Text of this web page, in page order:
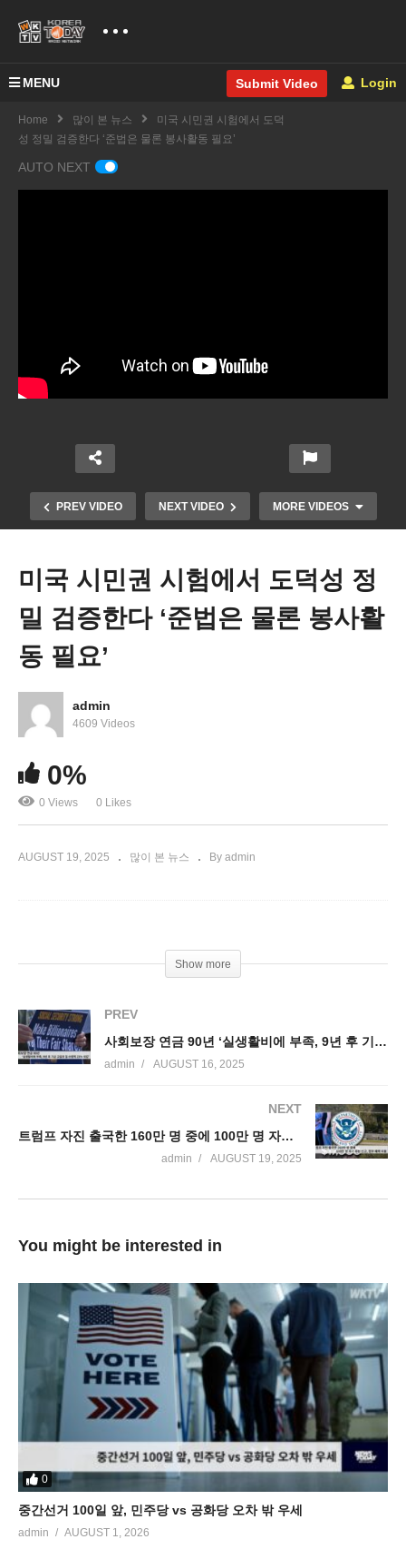
MENU Submit Video Login
Home 많이 본 뉴스
미국 시민권 시험에서 도덕
성 정밀 검증한다 ‘준법은 물론 봉사활동 필요’
AUTO NEXT
PREV VIDEO NEXT VIDEO MORE VIDEOS
미국 유학생 비자 6천 명, 전체 비자 4만 명 취소했다
미국 시민권 시험에서 도덕성 정
밀 검증한다 ‘준법은 물론 봉사활
동 필요’
admin
4609 Videos
0%
0 Views 0 Likes
AUGUST 19, 2025 많이 본 뉴스 By admin
Show more
PREV
사회보장 연금 90년 ‘실생활비에 부족, 9년 후 기금 고갈로 월 수령액 23% 삭감’
admin AUGUST 16, 2025
NEXT
트럼프 자진 출국한 160만 명 중에 100만 명 자기 추방 신고, 정부 혜택 이용
admin AUGUST 19, 2025
You might be interested in
0
중간선거 100일 앞, 민주당 vs 공화당 오차 밖 우세
admin AUGUST 1, 2026